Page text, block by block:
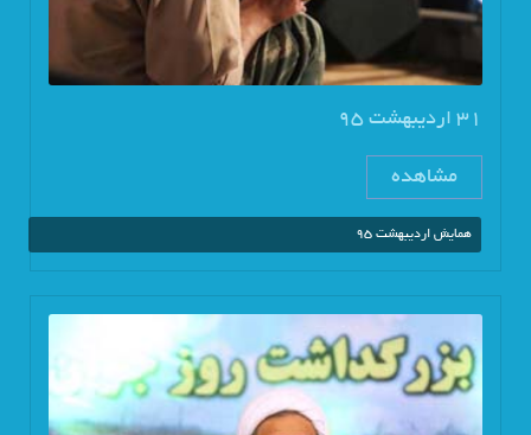
31 اردیبهشت 95
مشاهده
همایش اردیبهشت 95